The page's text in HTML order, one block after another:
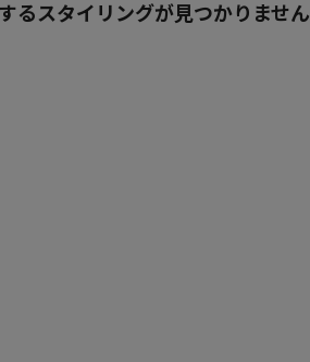
るスタイリングが見つかりません